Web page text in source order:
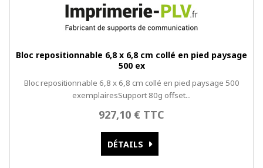
Bloc repositionnable 6,8 x 6,8 cm collé en pied paysage
500 ex
Bloc repositionnable 6,8 x 6,8 cm collé en pied paysage 500
exemplairesSupport 80g offset...
927,10 € TTC
DÉTAILS